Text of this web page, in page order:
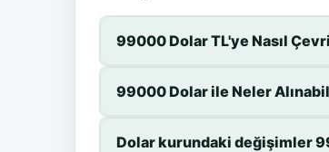
99000 Dolar TL'ye Nasıl
99000 Dolar ile Neler
Dolar kurundaki değişimler